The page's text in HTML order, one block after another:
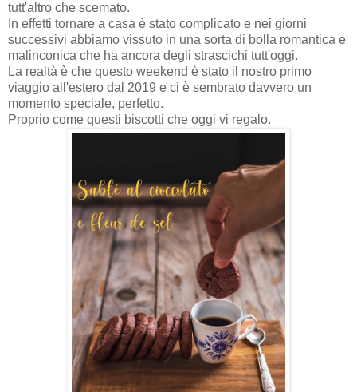
tutt'altro che scemato.
In effetti tornare a casa è stato complicato e nei giorni
successivi abbiamo vissuto in una sorta di bolla romantica e
malinconica che ha ancora degli strascichi tutt'oggi.
La realtà è che questo weekend è stato il nostro primo
viaggio all'estero dal 2019 e ci è sembrato davvero un
momento speciale, perfetto.
Proprio come questi biscotti che oggi vi regalo.